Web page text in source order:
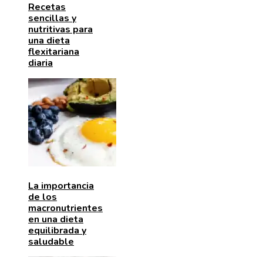
Recetas
sencillas y
nutritivas para
una dieta
flexitariana
diaria
La importancia
de los
macronutrientes
en una dieta
equilibrada y
saludable